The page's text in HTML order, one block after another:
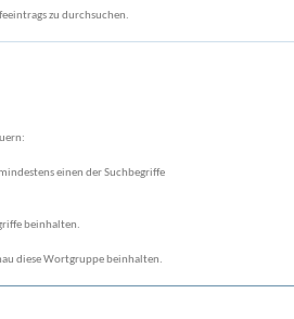
zu durchsuchen.
einen der Suchbegriffe
beinhalten.
diese Wortgruppe beinhalten.